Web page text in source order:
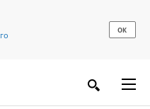
ОК